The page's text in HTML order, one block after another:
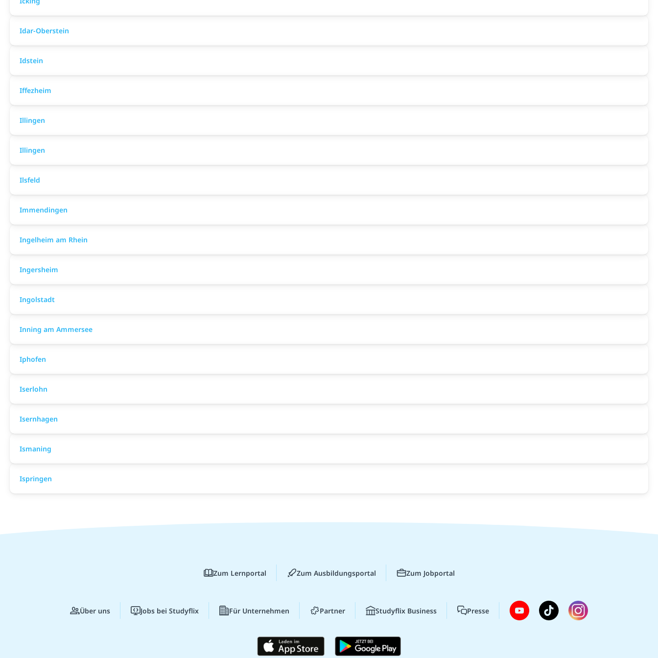
Idar-Oberstein
Idstein
Iffezheim
Illingen
Illingen
Ilsfeld
Immendingen
Ingelheim am Rhein
Ingersheim
Ingolstadt
Inning am Ammersee
Iphofen
Iserlohn
Isernhagen
Ismaning
Ispringen
Zum Lernportal Zum Ausbildungsportal Zum Jobportal
Über uns Jobs bei Studyflix Für Unternehmen Partner Studyflix Business Presse